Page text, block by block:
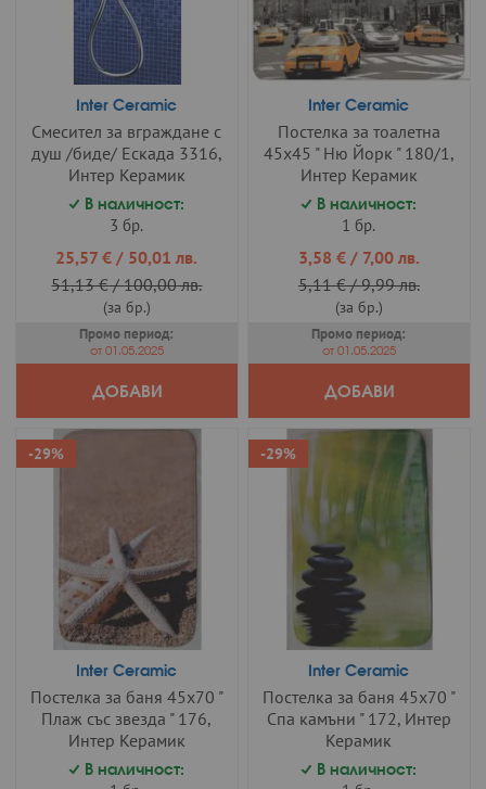
Inter Ceramic
Смесител за вграждане с
душ /биде/ Ескада 3316,
Интер Керамик
В наличност:
3 бр.
Промо
цена
25,57 € / 50,01 лв.
51,13 €/100,00 лв.
(за бр.)
Промо период:
от 01.05.2025
ДОБАВИ
Inter Ceramic
Постелка за тоалетна
45х45 " Ню Йорк " 180/1,
Интер Керамик
В наличност:
1 бр.
Промо
цена
3,58 €/ 7,00 лв.
5,11 €/9,99 лв.
(за бр.)
Промо период:
от 01.05.2025
ДОБАВИ
-29%
Inter Ceramic
Постелка за баня 45х70 "
Плаж със звезда " 176,
Интер Керамик
В наличност:
-29%
Inter Ceramic
Постелка за баня 45х70 "
Спа камъни " 172, Интер
Керамик
В наличност: